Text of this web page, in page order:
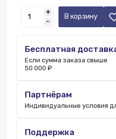
Новосибирск:
36 шт.
Нижний Новгород: 4 шт.
+
-
В корзину
Бесплатная
Если сумма заказа свыше
50 000 ₽
Партнёрам
Индивидуальные условия
Поддержка